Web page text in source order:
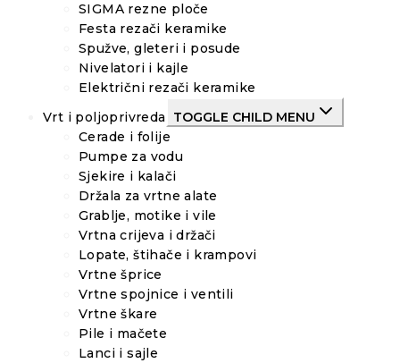
SIGMA rezne ploče
Festa rezači keramike
Spužve, gleteri i posude
Nivelatori i kajle
Električni rezači keramike
Vrt i poljoprivreda
TOGGLE CHILD MENU
Cerade i folije
Pumpe za vodu
Sjekire i kalači
Držala za vrtne alate
Grablje, motike i vile
Vrtna crijeva i držači
Lopate, štihače i krampovi
Vrtne šprice
Vrtne spojnice i ventili
Vrtne škare
Pile i mačete
Lanci i sajle